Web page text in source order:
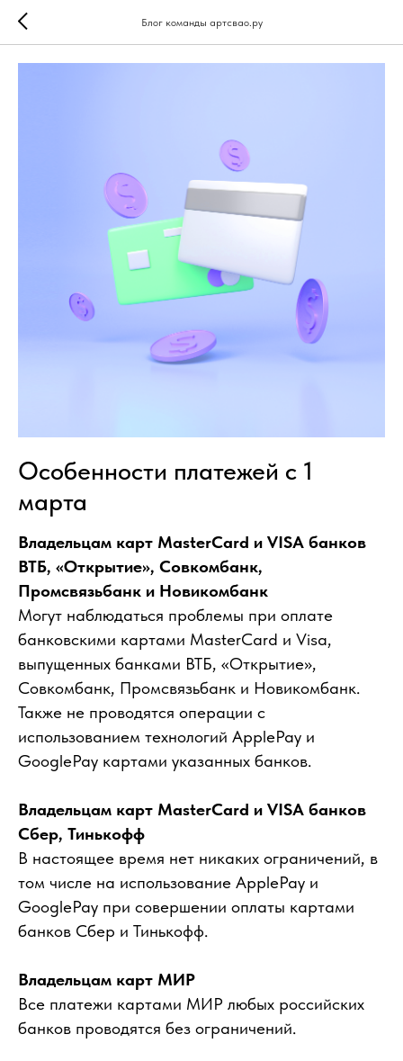
Блог команды артсвао.ру
Особенности платежей с 1
марта
Владельцам карт MasterCard и VISA банков
ВТБ, «Открытие», Совкомбанк,
Промсвязьбанк и Новикомбанк
Могут наблюдаться проблемы при оплате
банковскими картами MasterCard и Visa,
выпущенных банками ВТБ, «Открытие»,
Совкомбанк, Промсвязьбанк и Новикомбанк.
Также не проводятся операции с
использованием технологий ApplePay и
GooglePay картами указанных банков.
Владельцам карт MasterCard и VISA банков
Сбер, Тинькофф
В настоящее время нет никаких ограничений, в
том числе на использование ApplePay и
GooglePay при совершении оплаты картами
банков Сбер и Тинькофф.
Владельцам карт МИР
Все платежи картами МИР любых российских
банков проводятся без ограничений.